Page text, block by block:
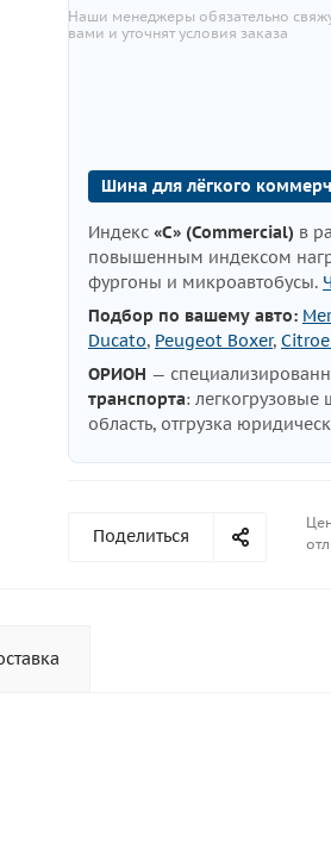
Наши менеджеры обязательно
вами и уточнят условия заказа
Шина для лёгкого
Индекс «C» (Commercial) в
повышенным индексом
фургоны и микроавтобусы.
Подбор по вашему авто:
Ducato, Peugeot Boxer,
ОРИОН —
транспорта:
область, отгрузка
Поделиться